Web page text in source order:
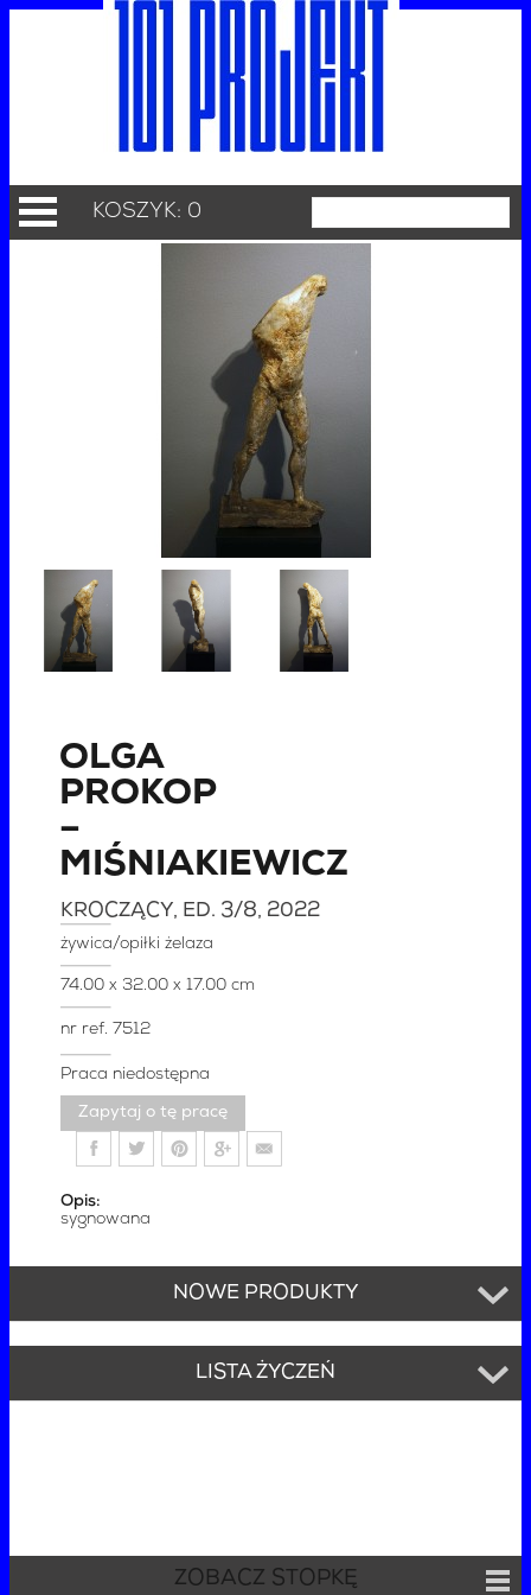
KOSZYK: 0
OLGA
PROKOP
–
MIŚNIAKIEWICZ
KROCZĄCY, ED. 3/8, 2022
żywica/opiłki żelaza
74.00 x 32.00 x 17.00 cm
nr ref. 7512
Praca niedostępna
Zapytaj o tę pracę
Opis:
sygnowana
NOWE PRODUKTY
LISTA ŻYCZEŃ
ZOBACZ STOPKĘ